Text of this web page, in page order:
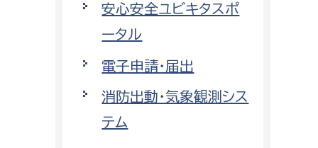
まちづくりに関わりたい
都市政策課
安心安全ユビキタスポ
ータル
電子申請・届出
消防出動・気象観測シス
テム